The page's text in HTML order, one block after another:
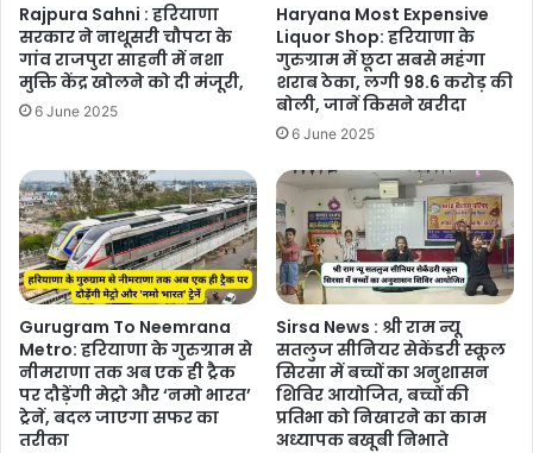
Rajpura Sahni : हरियाणा
सरकार ने नाथूसरी चौपटा के
गांव राजपुरा साहनी में नशा
मुक्ति केंद्र खोलने को दी मंजूरी,
6 June 2025
Haryana Most Expensive
Liquor Shop: हरियाणा के
गुरुग्राम में छूटा सबसे महंगा
शराब ठेका, लगी 98.6 करोड़ की
बोली, जानें किसने खरीदा
6 June 2025
Gurugram To Neemrana
Metro: हरियाणा के गुरुग्राम से
नीमराणा तक अब एक ही ट्रैक
पर दौड़ेंगी मेट्रो और ‘नमो भारत’
ट्रेनें, बदल जाएगा सफर का
तरीका
Sirsa News : श्री राम न्यू
सतलुज सीनियर सेकेंडरी स्कूल
सिरसा में बच्चों का अनुशासन
शिविर आयोजित, बच्चों की
प्रतिभा को निखारने का काम
अध्यापक बखूबी निभाते